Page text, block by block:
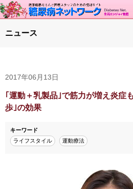
談話室BBS
糖尿病のきほん
特集・連載
腎臓の健康道
インスリンポンプ
ニュース
2017年06月13日
｢運動＋乳製品｣で筋力が増え炎
歩｣の効果
キーワード
ライフスタイル
運動療法